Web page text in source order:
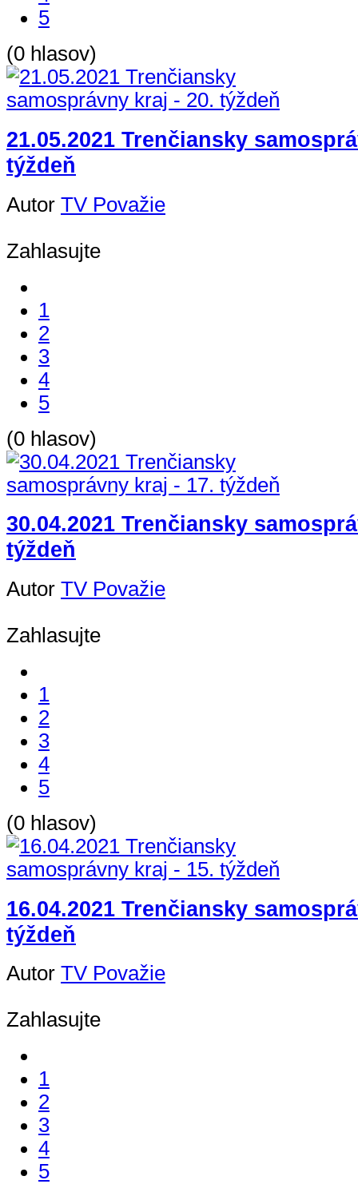
5
(0 hlasov)
21.05.2021 Trenčiansky
týždeň
Autor TV Považie
Zahlasujte
1
2
3
4
5
(0 hlasov)
30.04.2021 Trenčiansky
týždeň
Autor TV Považie
Zahlasujte
1
2
3
4
5
(0 hlasov)
16.04.2021 Trenčiansky
týždeň
Autor TV Považie
Zahlasujte
1
2
3
4
5